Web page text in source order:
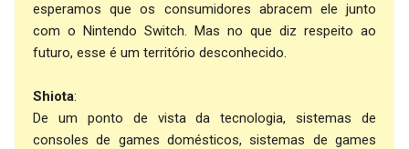
esperamos que os consumidores abracem ele junto
com o Nintendo Switch. Mas no que diz respeito ao
futuro, esse é um território desconhecido.
Shiota:
De um ponto de vista da tecnologia, sistemas de
consoles de games domésticos, sistemas de games